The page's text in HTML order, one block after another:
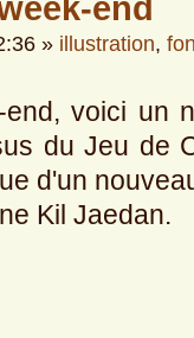
end
» illustration,
voici un
du Jeu de
d'un
Kil Jaedan.